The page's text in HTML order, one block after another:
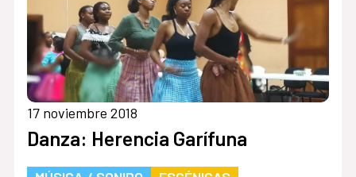
17 noviembre 2018
Danza: Herencia Garífuna